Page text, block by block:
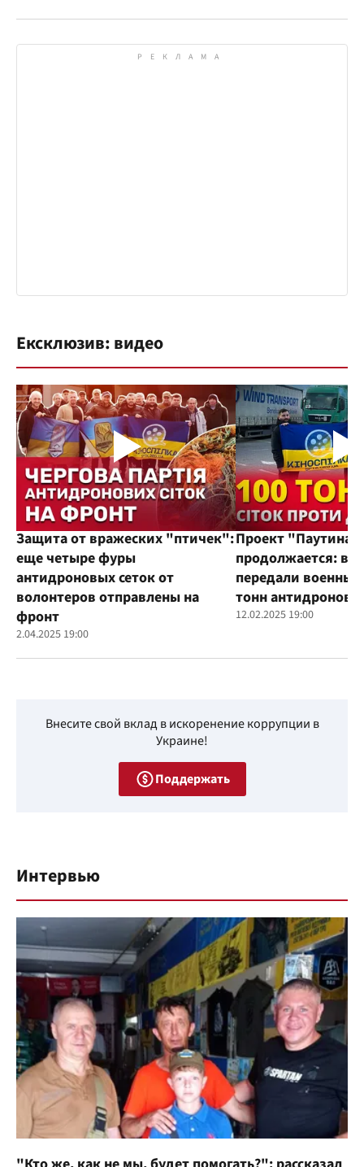
Ексклюзив: видео
Защита от вражеских "птичек":
еще четыре фуры
антидроновых сеток от
волонтеров отправлены на
фронт
2.04.2025 19:00
Проект "Паутина"
продолжается:
передали
тонн
12.02.2025 19:00
Внесите свой вклад в искоренение коррупции в
Украине!
Поддержать
Интервью